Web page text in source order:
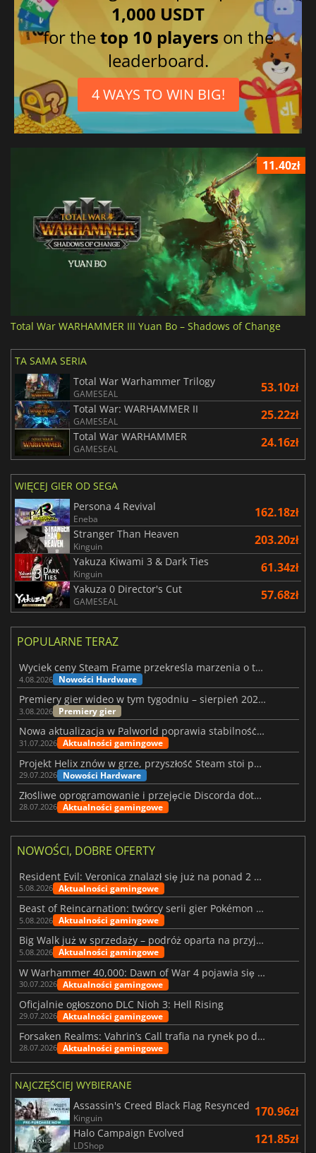
1,000 USDT
for thetop 10 players on the
leaderboard.
4 WAYS TO WIN BIG!
11.40zł
Total War WARHAMMER III Yuan Bo – Shadows of Change
TA SAMA SERIA
Total War Warhammer Trilogy
GAMESEAL 53.10zł
Total War: WARHAMMER II
GAMESEAL 25.22zł
Total War WARHAMMER
GAMESEAL 24.16zł
WIĘCEJ GIER OD SEGA
Persona 4 Revival
Eneba 162.18zł
Stranger Than Heaven
Kinguin 203.20zł
Yakuza Kiwami 3 & Dark Ties
Kinguin 61.34zł
Yakuza 0 Director's Cut
GAMESEAL 57.68zł
POPULARNE TERAZ
Wyciek ceny Steam Frame przekreśla marzenia o tanim zestawie VR
4.08.2026 Nowości Hardware
Premiery gier wideo w tym tygodniu – sierpień 2026 r. (32. tydzień)
3.08.2026 Premiery gier
Nowa aktualizacja w Palworld poprawia stabilność Sunreach i walk z bossami
31.07.2026 Aktualności gamingowe
Projekt Helix znów w grze, przyszłość Steam stoi pod znakiem zapytania
29.07.2026 Nowości Hardware
Złośliwe oprogramowanie i przejęcie Discorda dotknęły Meccha Chameleon
28.07.2026 Aktualności gamingowe
NOWOŚCI, DOBRE OFERTY
Resident Evil: Veronica znalazł się już na ponad 2 milionach list życzeń
5.08.2026 Aktualności gamingowe
Beast of Reincarnation: twórcy serii gier Pokémon wkraczają na nową ścieżkę
5.08.2026 Aktualności gamingowe
Big Walk już w sprzedaży – podróż oparta na przyjaźni
5.08.2026 Aktualności gamingowe
W Warhammer 40,000: Dawn of War 4 pojawia się frakcja Nekronów
30.07.2026 Aktualności gamingowe
Oficjalnie ogłoszono DLC Nioh 3: Hell Rising
29.07.2026 Aktualności gamingowe
Forsaken Realms: Vahrin’s Call trafia na rynek po dziesięciu latach prac
28.07.2026 Aktualności gamingowe
NAJCZĘŚCIEJ WYBIERANE
Assassin's Creed Black Flag Resynced
Kinguin 170.96zł
Halo Campaign Evolved
LDShop 121.85zł